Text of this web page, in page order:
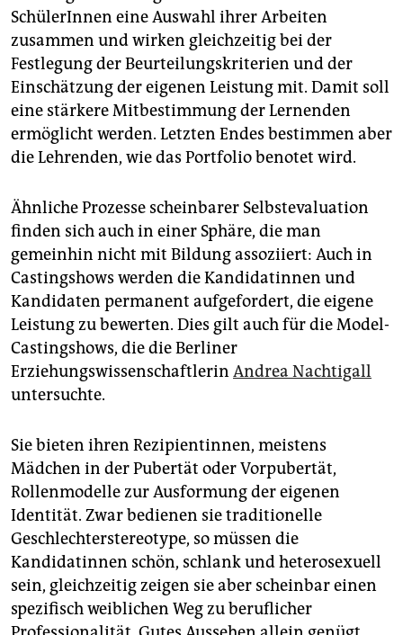
SchülerInnen eine Auswahl ihrer Arbeiten
zusammen und wirken gleichzeitig bei der
Festlegung der Beurteilungskriterien und der
Einschätzung der eigenen Leistung mit. Damit soll
eine stärkere Mitbestimmung der Lernenden
ermöglicht werden. Letzten Endes bestimmen aber
die Lehrenden, wie das Portfolio benotet wird.
Ähnliche Prozesse scheinbarer Selbstevaluation
finden sich auch in einer Sphäre, die man
gemeinhin nicht mit Bildung assoziiert: Auch in
Castingshows werden die Kandidatinnen und
Kandidaten permanent aufgefordert, die eigene
Leistung zu bewerten. Dies gilt auch für die Model-
Castingshows, die die Berliner
Erziehungswissenschaftlerin Andrea Nachtigall
untersuchte.
Sie bieten ihren Rezipientinnen, meistens
Mädchen in der Pubertät oder Vorpubertät,
Rollenmodelle zur Ausformung der eigenen
Identität. Zwar bedienen sie traditionelle
Geschlechterstereotype, so müssen die
Kandidatinnen schön, schlank und heterosexuell
sein, gleichzeitig zeigen sie aber scheinbar einen
spezifisch weiblichen Weg zu beruflicher